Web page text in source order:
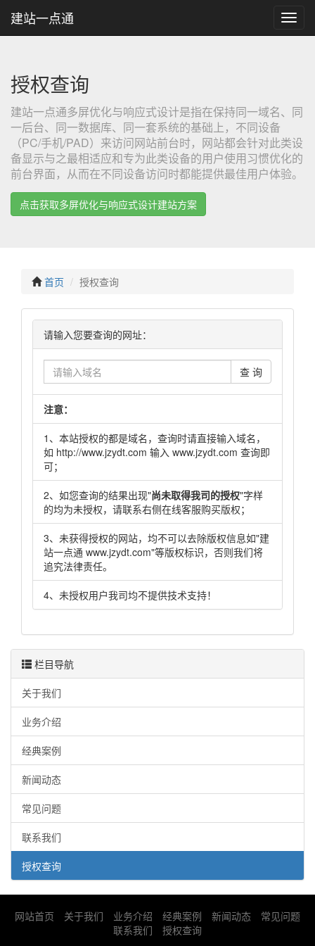
建
站
建站一点通
授权查询
建站一点通多屏优化与响应式设计是指在保持同一域名、同
一后台、同一数据库、同一套系统的基础上，不同设备
（PC/手机/PAD）来访问网站前台时，网站都会针对此类设
备显示与之最相适应和专为此类设备的用户使用习惯优化的
前台界面，从而在不同设备访问时都能提供最佳用户体验。
点击获取多屏优化与响应式设计建站方案
首页 授权查询
请输入您要查询的网址：
查 询
注意：
1、本站授权的都是域名，查询时请直接输入域名，
如 http://www.jzydt.com 输入 www.jzydt.com 查询即
可；
2、如您查询的结果出现"尚未取得我司的授权"字样
的均为未授权，请联系右侧在线客服购买版权；
3、未获得授权的网站，均不可以去除版权信息如"建
站一点通 www.jzydt.com"等版权标识，否则我们将
追究法律责任。
4、未授权用户我司均不提供技术支持！
栏目导航
关于我们
业务介绍
经典案例
新闻动态
常见问题
联系我们
授权查询
网站首页 关于我们 业务介绍 经典案例 新闻动态
常见问题
联系我们
授权查询